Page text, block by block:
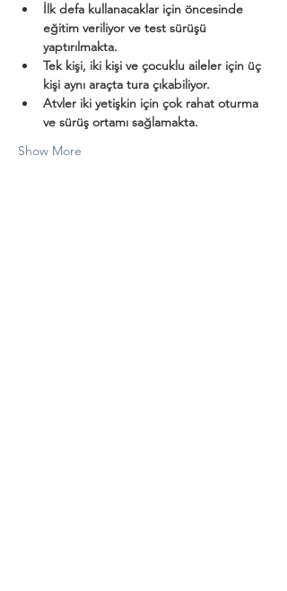
İlk defa kullanacaklar için öncesinde
eğitim veriliyor ve test sürüşü
yaptırılmakta.
Tek kişi, iki kişi ve çocuklu aileler için üç
kişi aynı araçta tura çıkabiliyor.
Atvler iki yetişkin için çok rahat oturma
ve sürüş ortamı sağlamakta.
Show More